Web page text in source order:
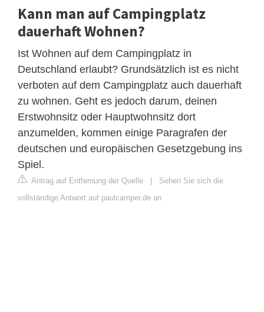
Kann man auf Campingplatz
dauerhaft Wohnen?
Ist Wohnen auf dem Campingplatz in
Deutschland erlaubt? Grundsätzlich ist es nicht
verboten auf dem Campingplatz auch dauerhaft
zu wohnen. Geht es jedoch darum, deinen
Erstwohnsitz oder Hauptwohnsitz dort
anzumelden, kommen einige Paragrafen der
deutschen und europäischen Gesetzgebung ins
Spiel.
Antrag auf Entfernung der Quelle
Sehen Sie sich die
vollständige Antwort auf paulcamper.de an